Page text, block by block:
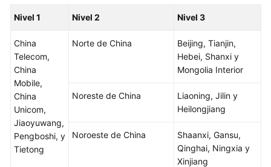
Configuración
Configuración
líneas
personalizadas
Nivel 1 Nivel 2 Nivel 3
China
Telecom,
China
Mobile,
China
Unicom,
Jiaoyuwang,
Pengboshi, y
Tietong
Norte de China
Beijing, Tianjin,
Hebei, Shanxi y
Mongolia Interior
Noreste de China
Liaoning, Jilin y
Heilongjiang
Noroeste de China
Shaanxi, Gansu,
Qinghai, Ningxia y
Xinjiang